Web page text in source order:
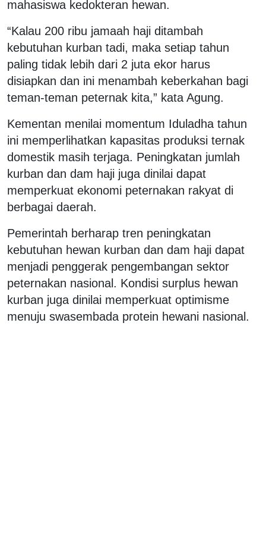
mahasiswa kedokteran hewan.
“Kalau 200 ribu jamaah haji ditambah
kebutuhan kurban tadi, maka setiap tahun
paling tidak lebih dari 2 juta ekor harus
disiapkan dan ini menambah keberkahan bagi
teman-teman peternak kita,” kata Agung.
Kementan menilai momentum Iduladha tahun
ini memperlihatkan kapasitas produksi ternak
domestik masih terjaga. Peningkatan jumlah
kurban dan dam haji juga dinilai dapat
memperkuat ekonomi peternakan rakyat di
berbagai daerah.
Pemerintah berharap tren peningkatan
kebutuhan hewan kurban dan dam haji dapat
menjadi penggerak pengembangan sektor
peternakan nasional. Kondisi surplus hewan
kurban juga dinilai memperkuat optimisme
menuju swasembada protein hewani nasional.